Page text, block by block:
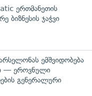
ერთმანეთის
ბიზნესის ჯაჭვი
ემშვიდობება
— ეროვნული
გენერალური